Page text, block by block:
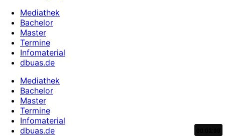
Mediathek
Bachelor
Master
Termine
Infomaterial
dbuas.de
Mediathek
Bachelor
Master
Termine
Infomaterial
dbuas.de